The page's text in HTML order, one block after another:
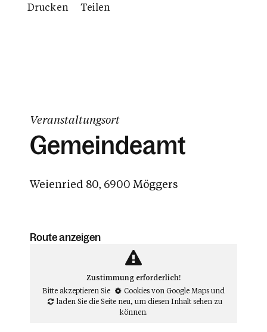
Drucken Teilen
Veranstaltungsort
Gemeindeamt
Weienried 80, 6900 Möggers
Route anzeigen
Zustimmung erforderlich!
Bitte akzeptieren Sie
Cookies von Google Mapsund
laden Sie die Seite neu, um diesen Inhalt sehen zu
können.